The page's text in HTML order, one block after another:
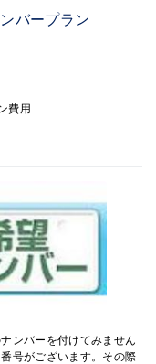
バープラン
費用
ンバーを付けてみません
号がございます。その際